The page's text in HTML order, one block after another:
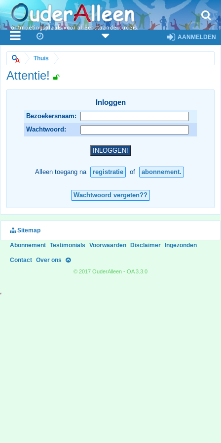
AANMELDEN
Thuis
Attentie!
Inloggen
Bezoekersnaam:
Wachtwoord:
Alleen toegang na registratie of abonnement.
Wachtwoord vergeten??
Sitemap
Abonnement Testimonials Voorwaarden Disclaimer Ingezonden
Contact Over ons
© 2017 OuderAlleen - OA 3.3.0